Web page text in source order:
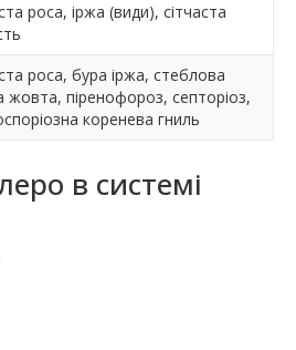
роса, іржа (види), сітчаста
роса, бура іржа, стеблова
жовта, піренофороз, септоріоз,
коренева гниль
в системі